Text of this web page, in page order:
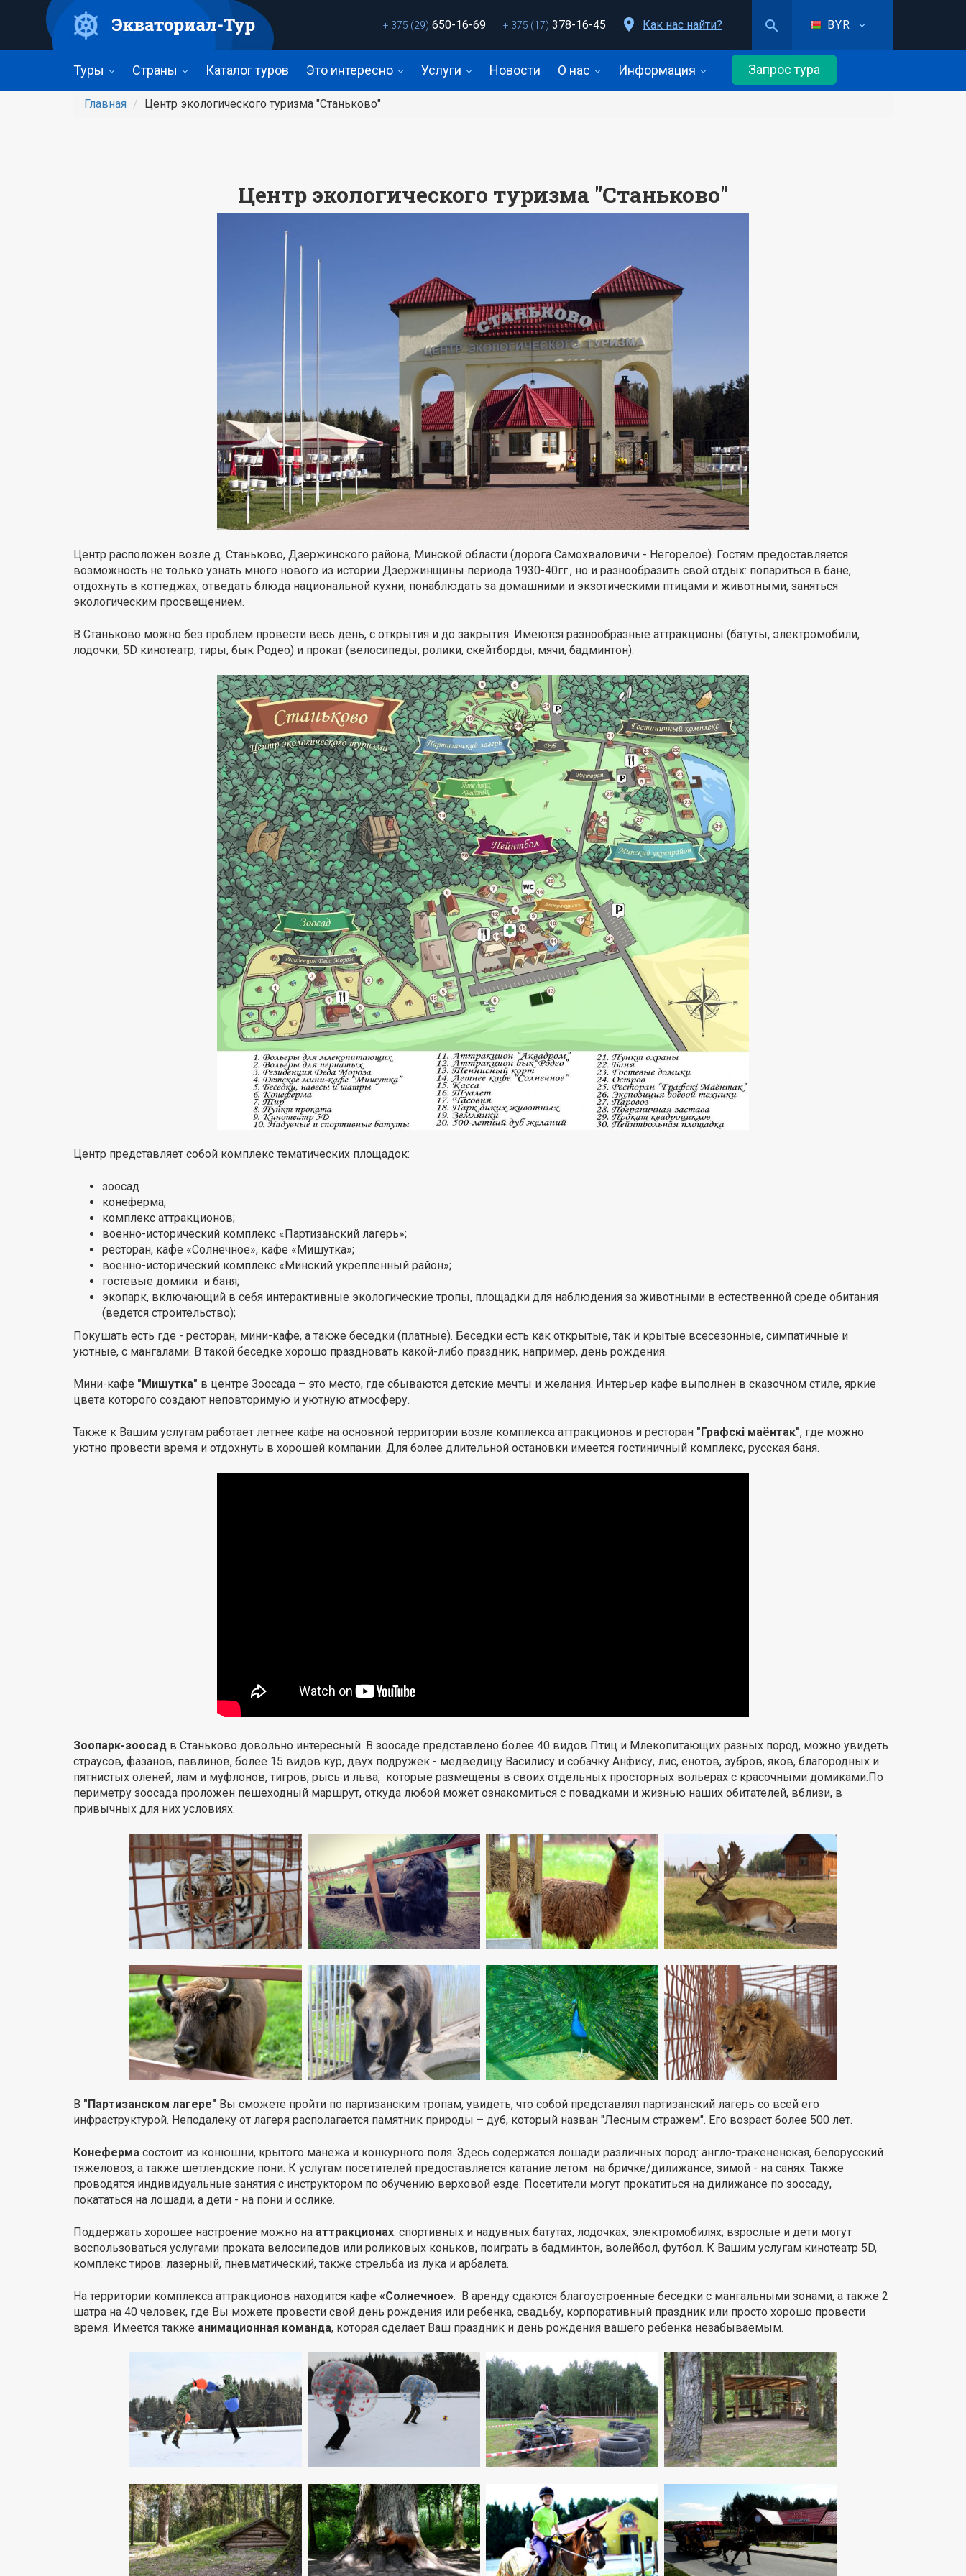
основному
содержанию
BYR
+ 375 (29) 650-16-69 + 375 (17) 378-16-45 Как нас найти?
Туры Страны Каталог туров Это интересно Услуги Новости О нас Информация Запрос тура
Главная Центр экологического туризма "Станьково"
Центр экологического туризма "Станьково"
Центр расположен возле д. Станьково, Дзержинского района, Минской области (дорога Самохваловичи - Негорелое). Гостям предоставляется
возможность не только узнать много нового из истории Дзержинщины периода 1930-40гг., но и разнообразить свой отдых: попариться в бане,
отдохнуть в коттеджах, отведать блюда национальной кухни, понаблюдать за домашними и экзотическими птицами и животными, заняться
экологическим просвещением.
В Станьково можно без проблем провести весь день, с открытия и до закрытия. Имеются разнообразные аттракционы (батуты, электромобили,
лодочки, 5D кинотеатр, тиры, бык Родео) и прокат (велосипеды, ролики, скейтборды, мячи, бадминтон).
Центр представляет собой комплекс тематических площадок:
зоосад
конеферма;
комплекс аттракционов;
военно-исторический комплекс «Партизанский лагерь»;
ресторан, кафе «Солнечное», кафе «Мишутка»;
военно-исторический комплекс «Минский укрепленный район»;
гостевые домики и баня;
экопарк, включающий в себя интерактивные экологические тропы, площадки для наблюдения за животными в естественной среде обитания
(ведется строительство);
Покушать есть где - ресторан, мини-кафе, а также беседки (платные). Беседки есть как открытые, так и крытые всесезонные, симпатичные и
уютные, с мангалами. В такой беседке хорошо праздновать какой-либо праздник, например, день рождения.
Мини-кафе "Мишутка" в центре Зоосада – это место, где сбываются детские мечты и желания. Интерьер кафе выполнен в сказочном стиле, яркие
цвета которого создают неповторимую и уютную атмосферу.
Также к Вашим услугам работает летнее кафе на основной территории возле комплекса аттракционов и ресторан "Графскi маёнтак", где можно
уютно провести время и отдохнуть в хорошей компании. Для более длительной остановки имеется гостиничный комплекс, русская баня.
Зоопарк-зоосад в Станьково довольно интересный. В зоосаде представлено более 40 видов Птиц и Млекопитающих разных пород, можно увидеть
страусов, фазанов, павлинов, более 15 видов кур, двух подружек - медведицу Василису и собачку Анфису, лис, енотов, зубров, яков, благородных и
пятнистых оленей, лам и муфлонов, тигров, рысь и льва, которые размещены в своих отдельных просторных вольерах с красочными домиками.По
периметру зоосада проложен пешеходный маршрут, откуда любой может ознакомиться с повадками и жизнью наших обитателей, вблизи, в
привычных для них условиях.
В "Партизанском лагере" Вы сможете пройти по партизанским тропам, увидеть, что собой представлял партизанский лагерь со всей его
инфраструктурой. Неподалеку от лагеря располагается памятник природы – дуб, который назван "Лесным стражем". Его возраст более 500 лет.
Конеферма состоит из конюшни, крытого манежа и конкурного поля. Здесь содержатся лошади различных пород: англо-тракененская, белорусский
тяжеловоз, а также шетлендские пони. К услугам посетителей предоставляется катание летом на бричке/дилижансе, зимой - на санях. Также
проводятся индивидуальные занятия с инструктором по обучению верховой езде. Посетители могут прокатиться на дилижансе по зоосаду,
покататься на лошади, а дети - на пони и ослике.
Поддержать хорошее настроение можно на аттракционах: спортивных и надувных батутах, лодочках, электромобилях; взрослые и дети могут
воспользоваться услугами проката велосипедов или роликовых коньков, поиграть в бадминтон, волейбол, футбол. К Вашим услугам кинотеатр 5D,
комплекс тиров: лазерный, пневматический, также стрельба из лука и арбалета.
На территории комплекса аттракционов находится кафе «Солнечное». В аренду сдаются благоустроенные беседки с мангальными зонами, а также 2
шатра на 40 человек, где Вы можете провести свой день рождения или ребенка, свадьбу, корпоративный праздник или просто хорошо провести
время. Имеется также анимационная команда, которая сделает Ваш праздник и день рождения вашего ребенка незабываемым.